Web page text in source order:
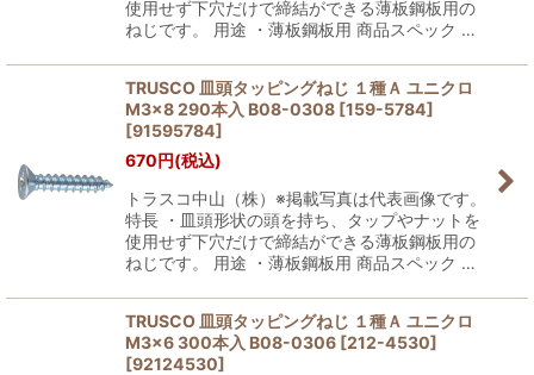
使用せず下穴だけで締結ができる薄板鋼板用の
ねじです。 用途 ・薄板鋼板用 商品スペック …
TRUSCO 皿頭タッピングねじ １種Ａ ユニクロ
M3×8 290本入 B08-0308 [159-5784]
[91595784]
670円(税込)
トラスコ中山（株）※掲載写真は代表画像です。
特長 ・皿頭形状の頭を持ち、タップやナットを
使用せず下穴だけで締結ができる薄板鋼板用の
ねじです。 用途 ・薄板鋼板用 商品スペック …
TRUSCO 皿頭タッピングねじ １種Ａ ユニクロ
M3×6 300本入 B08-0306 [212-4530]
[92124530]